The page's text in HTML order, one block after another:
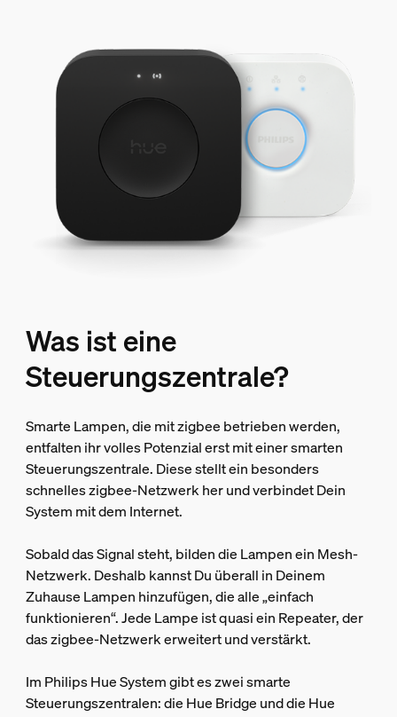
Was ist eine
Steuerungszentrale?
Smarte Lampen, die mit zigbee betrieben werden,
entfalten ihr volles Potenzial erst mit einer smarten
Steuerungszentrale. Diese stellt ein besonders
schnelles zigbee-Netzwerk her und verbindet Dein
System mit dem Internet.
Sobald das Signal steht, bilden die Lampen ein Mesh-
Netzwerk. Deshalb kannst Du überall in Deinem
Zuhause Lampen hinzufügen, die alle „einfach
funktionieren“. Jede Lampe ist quasi ein Repeater, der
das zigbee-Netzwerk erweitert und verstärkt.
Im Philips Hue System gibt es zwei smarte
Steuerungszentralen: die Hue Bridge und die Hue